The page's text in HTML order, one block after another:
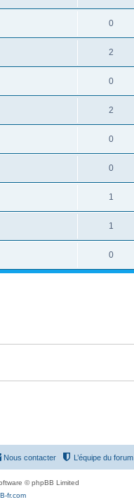
0
2
0
2
0
0
1
1
0
L’équipe du forum
Nous contacter
© phpBB Limited
fr.com